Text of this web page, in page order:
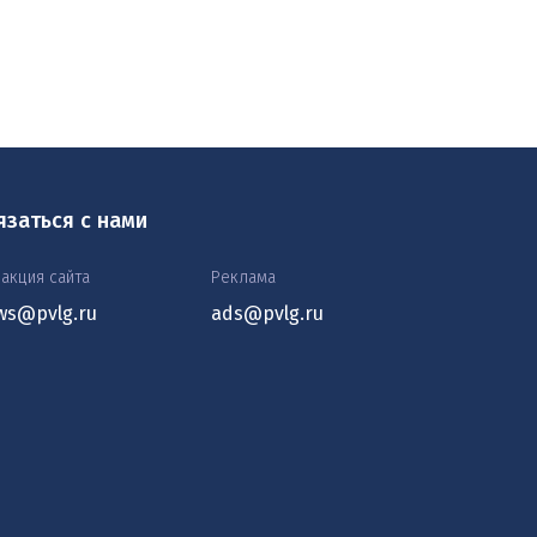
с нами
сайта Реклама
ads@pvlg.ru